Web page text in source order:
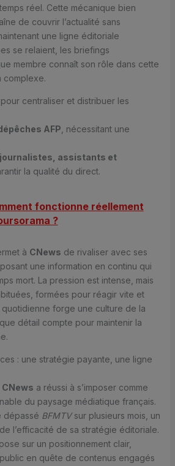
réel. Cette mécanique bien
de couvrir l’actualité sans
une ligne éditoriale
se relaient, les briefings
membre connaît son rôle dans cette
complexe.
centraliser et distribuer les
AFP , nécessitant une
assistants et
la qualité du direct.
fonctionne réellement
?
à CNews de rivaliser avec ses
une information en continu qui
mort. La pression est intense, mais
formées pour réagir vite et
forge une culture de la
détail compte pour maintenir la
: une stratégie payante, une ligne
CNews a réussi à s’imposer comme
du paysage médiatique français.
dépassé BFMTVsur plusieurs mois, un
l’efficacité de sa stratégie éditoriale.
sur un positionnement clair,
en quête de contenus engagés